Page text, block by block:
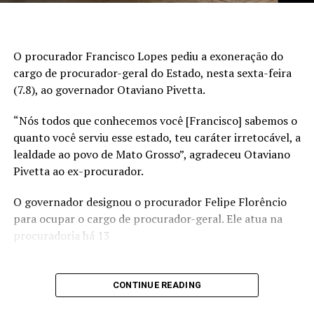
completou Linacis.
RELATED TOPICS:
UP NEXT
Trump ameaça Brics, fertilizantes ‘viram o jogo’ e dólar
DON'T MISS
Confira as 10 cidades de MT que mais contrataram com
carteira assinada
O procurador Francisco Lopes pediu a exoneração do
cargo de procurador-geral do Estado, nesta sexta-feira
(7.8), ao governador Otaviano Pivetta.
“Nós todos que conhecemos você [Francisco] sabemos o
quanto você serviu esse estado, teu caráter irretocável, a
lealdade ao povo de Mato Grosso”, agradeceu Otaviano
Pivetta ao ex-procurador.
O governador designou o procurador Felipe Florêncio
para ocupar o cargo de procurador-geral. Ele atua na
procuradoria há 13
CONTINUE READING